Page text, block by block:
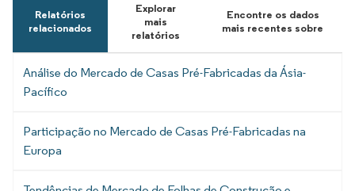
Relatórios
relacionados
Explorar
mais
relatórios
Encontre os dados
mais recentes sobre
Análise do Mercado de Casas Pré-Fabricadas da Ásia-
Pacífico
Participação no Mercado de Casas Pré-Fabricadas na
Europa